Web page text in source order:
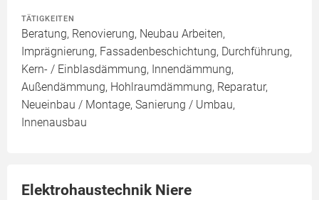
TÄTIGKEITEN
Beratung, Renovierung, Neubau Arbeiten,
Imprägnierung, Fassadenbeschichtung, Durchführung,
Kern- / Einblasdämmung, Innendämmung,
Außendämmung, Hohlraumdämmung, Reparatur,
Neueinbau / Montage, Sanierung / Umbau,
Innenausbau
Elektrohaustechnik Niere